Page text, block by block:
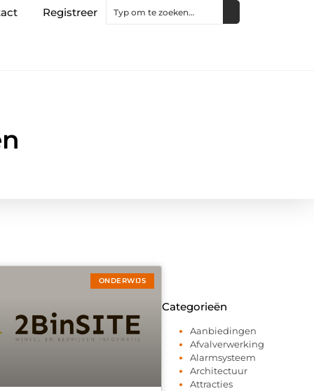
Registreer
ONDERWIJS
Categorieën
Aanbiedingen
Afvalverwerking
Alarmsysteem
Architectuur
Attracties